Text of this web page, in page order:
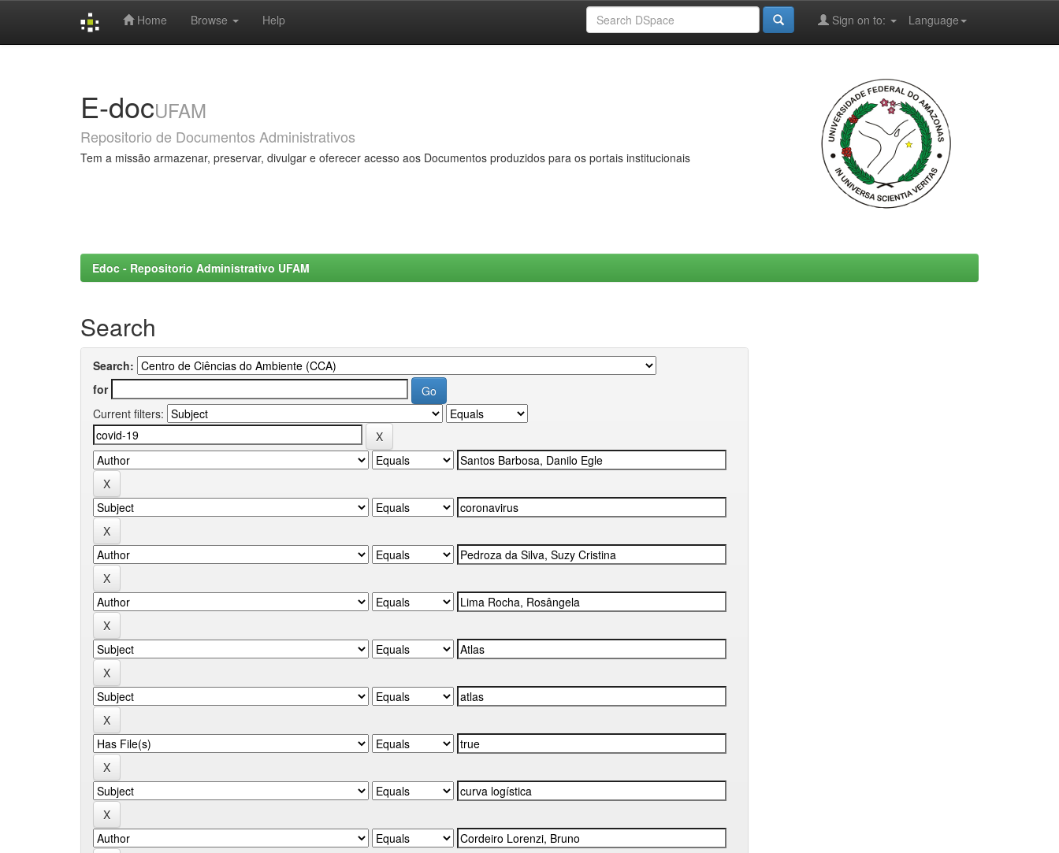
Home Browse Help Language
Sign on to:
E-docUFAM
Repositorio de Documentos Administrativos
Tem a missão armazenar, preservar, divulgar e oferecer acesso aos Documentos produzidos para os portais institucionais
Edoc - Repositorio Administrativo UFAM
Search
Search:
for
Current filters: